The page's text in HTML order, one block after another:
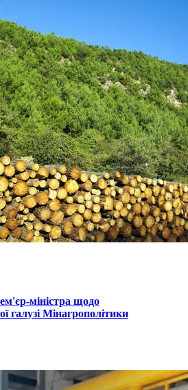
міністра щодо
галузі Мінагрополітики